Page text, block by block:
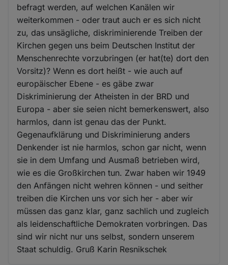
befragt werden, auf welchen Kanälen wir
weiterkommen - oder traut auch er es sich nicht
zu, das unsägliche, diskriminierende Treiben der
Kirchen gegen uns beim Deutschen Institut der
Menschenrechte vorzubringen (er hat(te) dort den
Vorsitz)? Wenn es dort heißt - wie auch auf
europäischer Ebene - es gäbe zwar
Diskriminierung der Atheisten in der BRD und
Europa - aber sie seien nicht bemerkenswert, also
harmlos, dann ist genau das der Punkt.
Gegenaufklärung und Diskriminierung anders
Denkender ist nie harmlos, schon gar nicht, wenn
sie in dem Umfang und Ausmaß betrieben wird,
wie es die Großkirchen tun. Zwar haben wir 1949
den Anfängen nicht wehren können - und seither
treiben die Kirchen uns vor sich her - aber wir
müssen das ganz klar, ganz sachlich und zugleich
als leidenschaftliche Demokraten vorbringen. Das
sind wir nicht nur uns selbst, sondern unserem
Staat schuldig. Gruß Karin Resnikschek